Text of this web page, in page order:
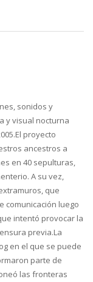
sonidos y
y visual nocturna
proyecto
ancestros a
en 40 sepulturas,
A su vez,
que
comunicación luego
intentó provocar la
previa.La
en el que se puede
parte de
las fronteras